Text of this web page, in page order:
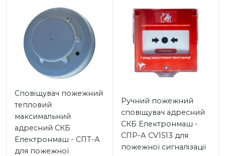
Сповіщувач пожежний
тепловий
максимальний
адресний СКБ
Електронмаш - СПТ-А
для пожежної
Ручний пожежний
сповіщувач адресний
СКБ Електронмаш -
СПР-А CV1513 для
пожежної сигналізації